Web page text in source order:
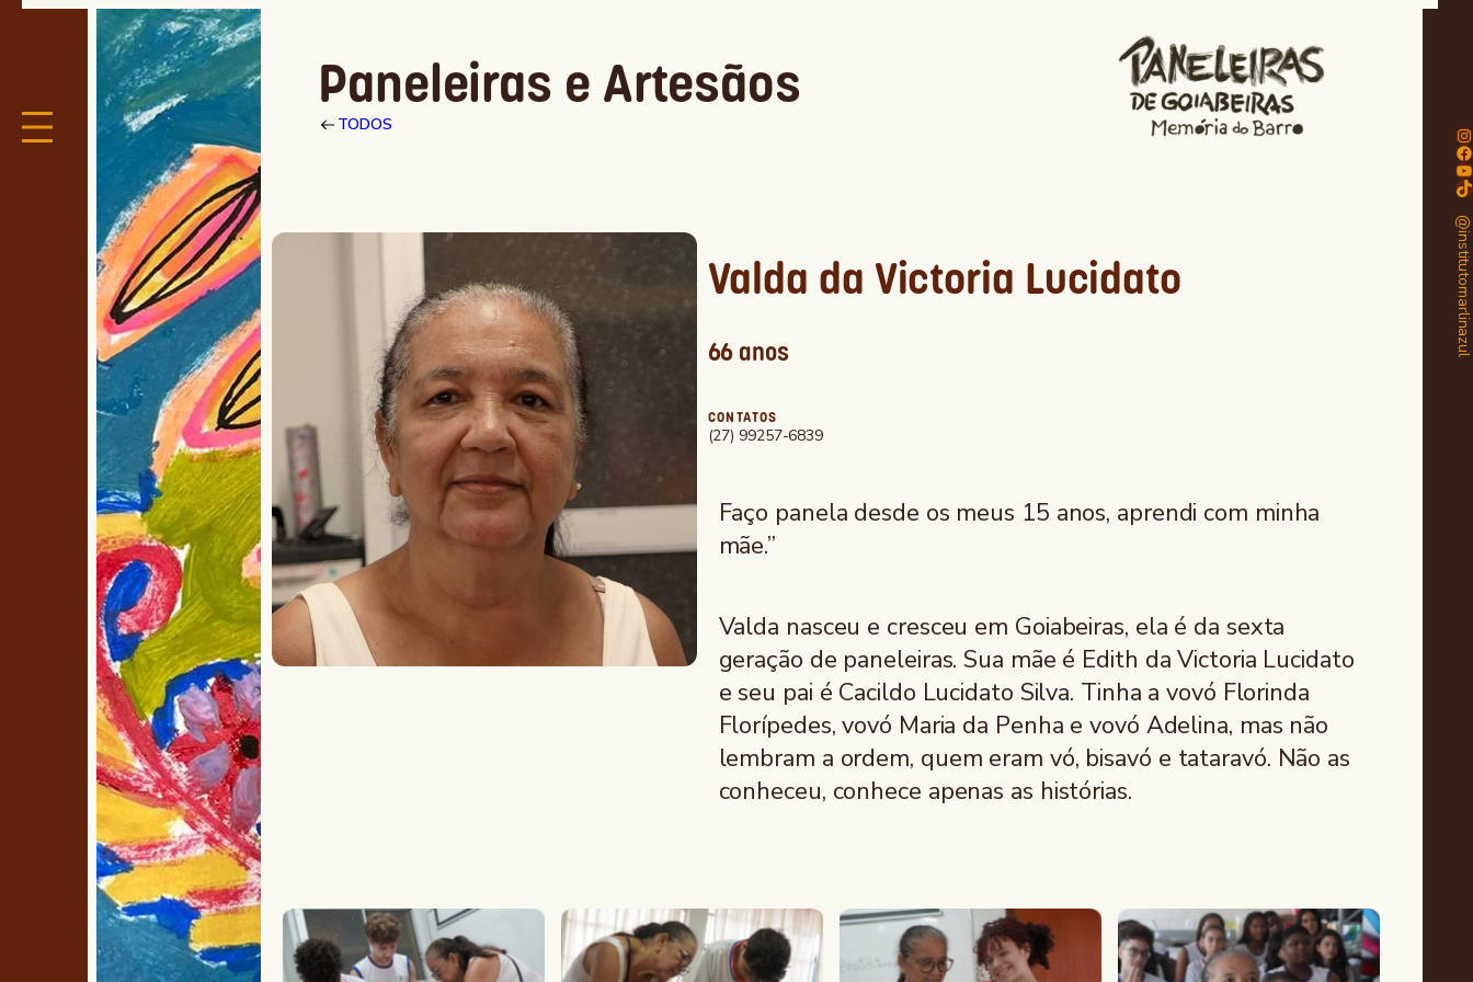
Paneleiras e Artesãos
TODOS
Valda da Victoria Lucidato
66 anos
CONTATOS
(27) 99257-6839
Faço panela desde os meus 15 anos, aprendi com minha
mãe.”
Valda nasceu e cresceu em Goiabeiras, ela é da sexta
geração de paneleiras. Sua mãe é Edith da Victoria Lucidato
e seu pai é Cacildo Lucidato Silva. Tinha a vovó Florinda
Florípedes, vovó Maria da Penha e vovó Adelina, mas não
lembram a ordem, quem eram vó, bisavó e tataravó. Não as
conheceu, conhece apenas as histórias.
Instagram
Facebook
Youtube
TikTok
@institutomarlinazul